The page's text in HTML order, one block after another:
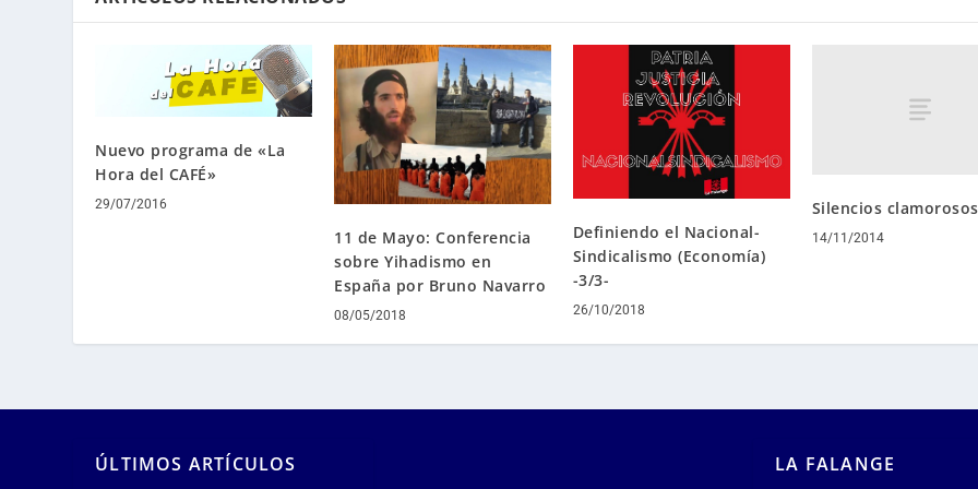
Nuevo programa de «La
Hora del CAFÉ»
29/07/2016
11 de Mayo: Conferencia
sobre Yihadismo en
España por Bruno Navarro
08/05/2018
Definiendo el Nacional-
Sindicalismo (Economía)
-3/3-
26/10/2018
Silencios clamorosos
14/11/2014
ÚLTIMOS ARTÍCULOS LA FALANGE